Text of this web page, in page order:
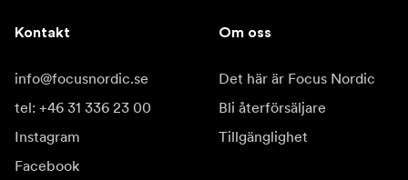
Kontakt
info@focusnordic.se
tel: +46 31 336 23 00
Instagram
Facebook
Om oss
Det här är Focus Nordic
Bli återförsäljare
Tillgänglighet